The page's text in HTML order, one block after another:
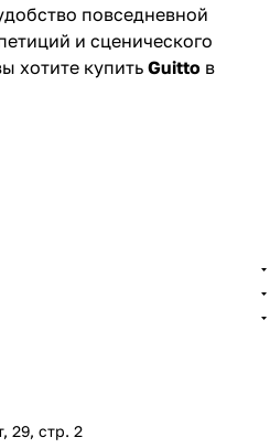
повседневной
и сценического
хотите купить Guitto в
удобство в
для
собой бренд
29, стр. 2